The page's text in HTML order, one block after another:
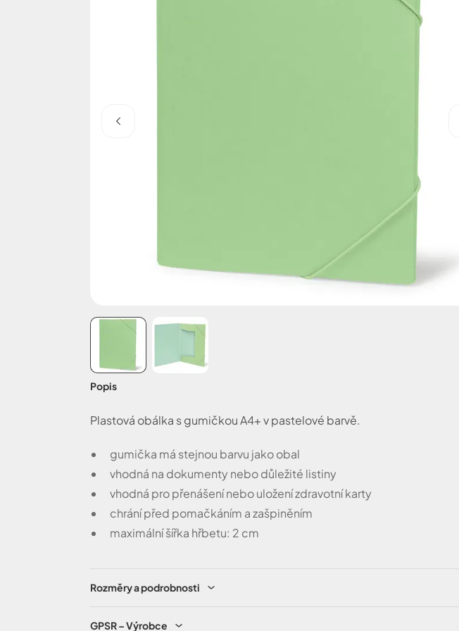
Popis
Plastová obálka s gumičkou A4+ v pastelové barvě.
gumička má stejnou barvu jako obal
vhodná na dokumenty nebo důležité listiny
vhodná pro přenášení nebo uložení zdravotní karty
chrání před pomačkáním a zašpiněním
maximální šířka hřbetu: 2 cm
Rozměry a podrobnosti
GPSR – Výrobce